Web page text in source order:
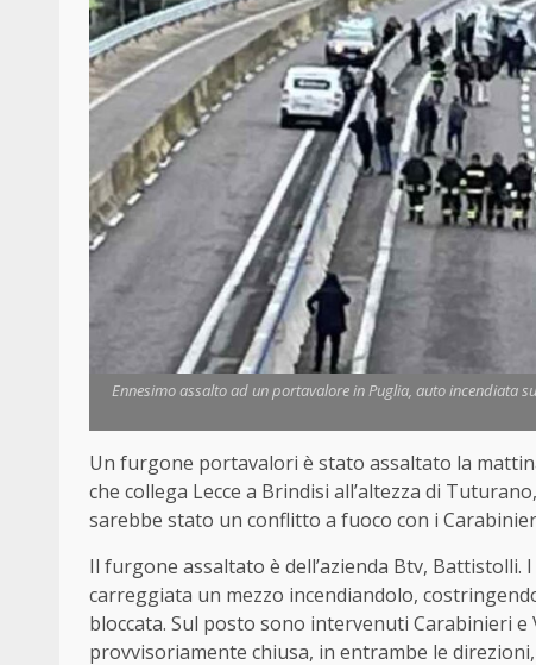
Ennesimo assalto ad un portavalore in Puglia, auto incendiata
Un furgone portavalori è stato assaltato la
che collega Lecce a Brindisi all’altezza di
sarebbe stato un conflitto a fuoco con i
Il furgone assaltato è dell’azienda Btv,
carreggiata un mezzo incendiandolo,
bloccata. Sul posto sono intervenuti Carabinieri
provvisoriamente chiusa, in entrambe le